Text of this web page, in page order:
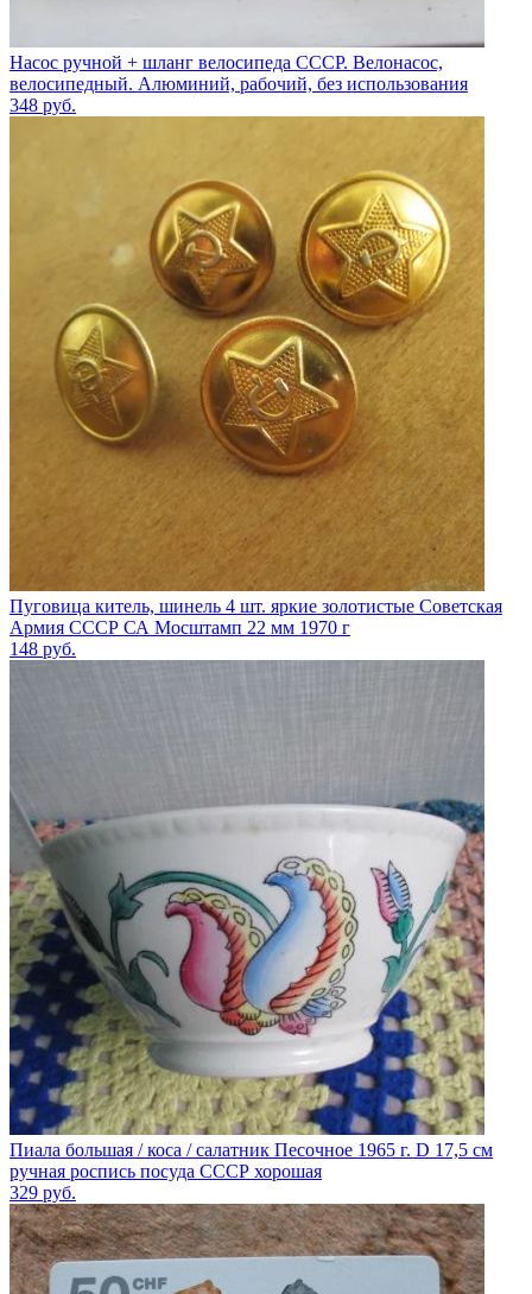
Насос ручной + шланг велосипеда СССР. Велонасос,
велосипедный. Алюминий, рабочий, без использования
348 руб.
Пуговица китель, шинель 4 шт. яркие золотистые Советская
Армия СССР СА Мосштамп 22 мм 1970 г
148 руб.
Пиала большая / коса / салатник Песочное 1965 г. D 17,5 см
ручная роспись посуда СССР хорошая
329 руб.